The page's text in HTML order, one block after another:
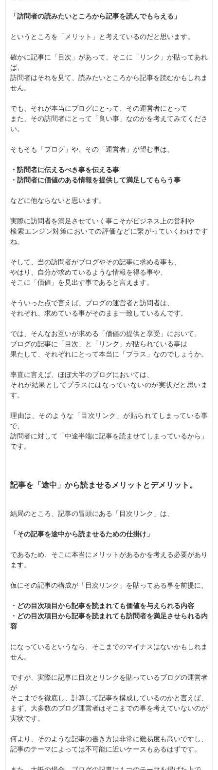
「訪問者の読みたいところから記事を読んでもらえる」
というところを「メリット」と考えているのだと思います。
確かに記事に「目次」があって、そこに「リンク」が貼ってあれ
ば、
訪問者はそれを見て、読みたいところから記事を読むかもしれま
せん。
でも、それが本当にブログにとって、その運営者にとって
また、その訪問者にとって「良い事」なのかを考えてみてくださ
い。
そもそも「ブログ」や、その「運営者」が望む事は、
・訪問者に伝えるべき事を伝える事
・訪問者に価値のある情報を提供して満足してもらう事
などに他ならないと思います。
実際に訪問者を満足させていく事こそがビジネス上の営利や
検索エンジン対策においての評価などに繋がっていくわけです
ね。
そして、当の訪問者がブログやその記事に求める事も、
やはり、自分が求めているような情報を得る事や、
そこに「価値」を見出す事であると言えます。
そういった点で言えば、ブログの運営者と訪問者は、
それぞれ、求めている事がそのまま一致しているんです。
では、そんなお互いが求める「価値の提供と享受」において、
ブログの記事に「目次」と「リンク」が貼られている事は
果たして、それぞれにとって本当に「プラス」なのでしょうか。
率直に言えば、ほぼ大半のブログにおいては、
それが結果としてプラスにはなっていないのが実状だと思いま
す。
理由は、そのような「目次リンク」が貼られてしまっている事
で、
訪問者に対して「中途半端に記事を読ませてしまっているから」
です。
記事を「途中」から読ませるメリットとデメリット。
結局のところ、記事の冒頭にある「目次リンク」は、
「その記事を途中から読ませるための仕掛け」
であるため、そこに本当にメリットがあるかを考える必要があり
ます。
仮にその記事の構成が「目次リンク」を貼ってある事を前提に、
・どの目次項目から記事を読まれても価値を与えられる内容
・どの目次項目から記事を読まれても訪問者を満足させられる内
容
になっているというなら、そこまでのマイナスはないかもしれま
せん。
ですが、実際に記事に目次とリンクを貼っているブログの運営者
が
そこまでを徹底し、計算して記事を構成しているのかと言えば、
まず、大多数のブログ運営者はそこまでの事を考えていないのが
実状です。
何より、そのような記事の書き方は非常に難易度も高いですし、
記事のテーマによっては不可能に近いケースもあるはずです。